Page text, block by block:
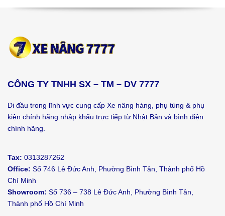
CÔNG TY TNHH SX – TM – DV 7777
Đi đầu trong lĩnh vực cung cấp Xe nâng hàng, phụ tùng & phụ
kiện chính hãng nhập khẩu trực tiếp từ Nhật Bản và bình điện
chính hãng.
Tax: 0313287262
Office: Số 746 Lê Đức Anh, Phường Bình Tân, Thành phố Hồ
Chí Minh
Showroom: Số 736 – 738 Lê Đức Anh, Phường Bình Tân,
Thành phố Hồ Chí Minh